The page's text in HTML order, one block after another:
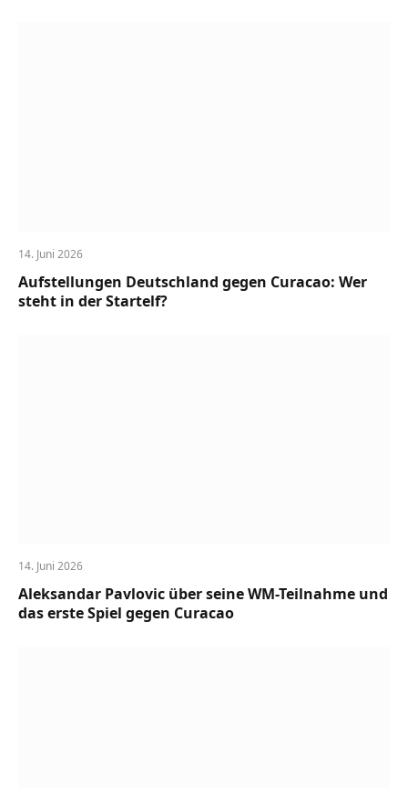
14. Juni 2026
Aufstellungen Deutschland gegen Curacao: Wer
steht in der Startelf?
14. Juni 2026
Aleksandar Pavlovic über seine WM-Teilnahme und
das erste Spiel gegen Curacao